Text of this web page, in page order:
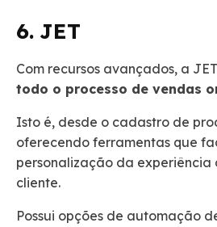
6. JET
Com recursos avançados, a
todo o processo de vendas
Isto é, desde o cadastro de
oferecendo ferramentas que
personalização da experiência
cliente.
Possui opções de automação